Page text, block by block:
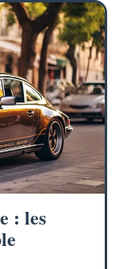
: les